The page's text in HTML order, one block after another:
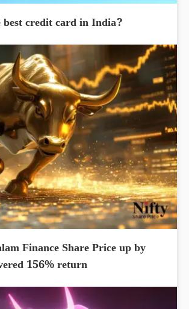
credit card in India?
Finance Share Price up by
156% return